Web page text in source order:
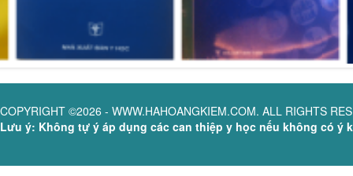
COPYRIGHT ©2026 - WWW.HAHOANGKIEM.COM. ALL RIGHTS
Lưu ý: Không tự ý áp dụng các can thiệp y học nếu không có ý